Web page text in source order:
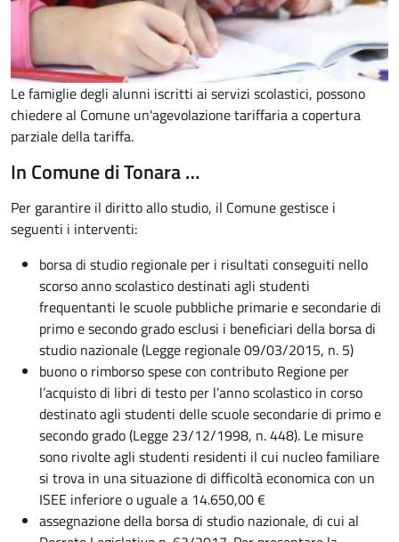
Le famiglie degli alunni iscritti ai servizi scolastici, possono
chiedere al Comune un'agevolazione tariffaria a copertura
parziale della tariffa.
In Comune di Tonara …
Per garantire il diritto allo studio, il Comune gestisce i
seguenti i interventi:
borsa di studio regionale per i risultati conseguiti nello
scorso anno scolastico destinati agli studenti
frequentanti le scuole pubbliche primarie e secondarie di
primo e secondo grado esclusi i beneficiari della borsa di
studio nazionale (Legge regionale 09/03/2015, n. 5)
buono o rimborso spese con contributo Regione per
l’acquisto di libri di testo per l’anno scolastico in corso
destinato agli studenti delle scuole secondarie di primo e
secondo grado (Legge 23/12/1998, n. 448). Le misure
sono rivolte agli studenti residenti il cui nucleo familiare
si trova in una situazione di difficoltà economica con un
ISEE inferiore o uguale a 14.650,00 €
assegnazione della borsa di studio nazionale, di cui al